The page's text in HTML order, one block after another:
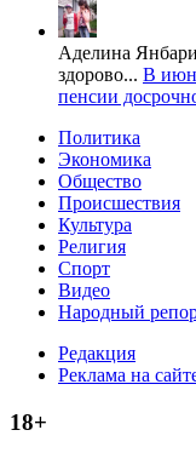
Аделина
здорово... В
пенсии
Политика
Экономика
Общество
Происшествия
Культура
Религия
Спорт
Видео
Народный
Редакция
Реклама на
18+